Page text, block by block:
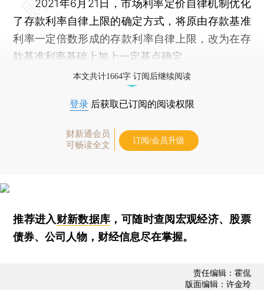
2021年6月21日，市场利率定价自律机制优化
了存款利率自律上限的确定方式，将原由存款基准
利率一定倍数形成的存款利率自律上限，改为在存
款基准利率基础上加上一定基点确定。
本文共计1664字 订阅后继续阅读
登录 后获取已订阅的阅读权限
财新通会员
可畅读全文
订阅/会员升级
推荐进入财新数据库 ，可随时查阅宏观经济、股票
债券、公司人物，财经信息尽在掌握。
责任编辑：霍侃
版面编辑：许金玲